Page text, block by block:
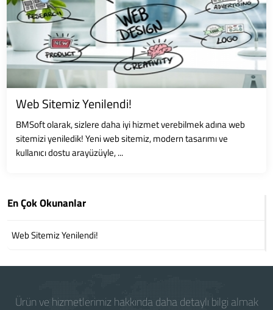
Web Sitemiz Yenilendi!
BMSoft olarak, sizlere daha iyi hizmet verebilmek adına web
sitemizi yeniledik! Yeni web sitemiz, modern tasarımı ve
kullanıcı dostu arayüzüyle, ...
En Çok Okunanlar
Web Sitemiz Yenilendi!
Ürün ve hizmetlerimiz hakkında daha detaylı bilgi almak